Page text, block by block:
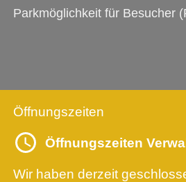
Parkmöglichkeit für Besucher
Öffnungszeiten
Öffnungszeiten
Wir haben derzeit